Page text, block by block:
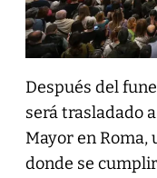
Después del
será trasladado
Mayor en Roma,
donde se